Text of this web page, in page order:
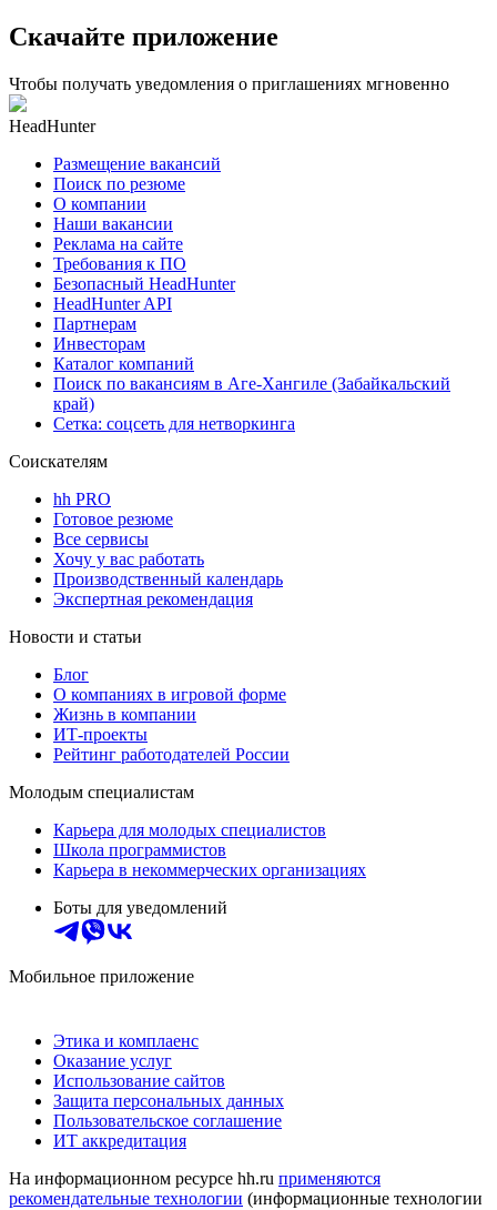
Скачайте приложение
Чтобы получать уведомления о приглашениях мгновенно
HeadHunter
Размещение вакансий
Поиск по резюме
О компании
Наши вакансии
Реклама на сайте
Требования к ПО
Безопасный HeadHunter
HeadHunter API
Партнерам
Инвесторам
Каталог компаний
Поиск по вакансиям в Аге-Хангиле (Забайкальский
край)
Сетка: соцсеть для нетворкинга
Соискателям
hh PRO
Готовое резюме
Все сервисы
Хочу у вас работать
Производственный календарь
Экспертная рекомендация
Новости и статьи
Блог
О компаниях в игровой форме
Жизнь в компании
ИТ-проекты
Рейтинг работодателей России
Молодым специалистам
Карьера для молодых специалистов
Школа программистов
Карьера в некоммерческих организациях
Боты для уведомлений
Мобильное приложение
Этика и комплаенс
Оказание услуг
Использование сайтов
Защита персональных данных
Пользовательское соглашение
ИТ аккредитация
На информационном ресурсе hh.ru применяются
рекомендательные технологии (информационные технологии